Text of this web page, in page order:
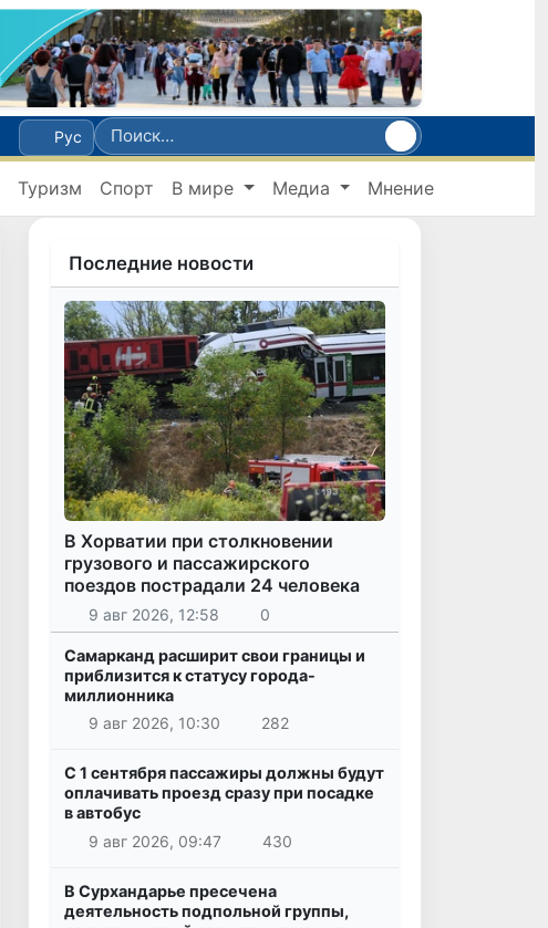
Рус
Туризм Спорт В мире Медиа Мнение
Последние новости
В Хорватии при столкновении
грузового и пассажирского
поездов пострадали 24 человека
9 авг 2026, 12:58 0
Самарканд расширит свои границы и
приблизится к статусу города-
миллионника
9 авг 2026, 10:30
282
С 1 сентября пассажиры должны будут
оплачивать проезд сразу при посадке
в автобус
9 авг 2026, 09:47
430
В Сурхандарье пресечена
деятельность подпольной группы,